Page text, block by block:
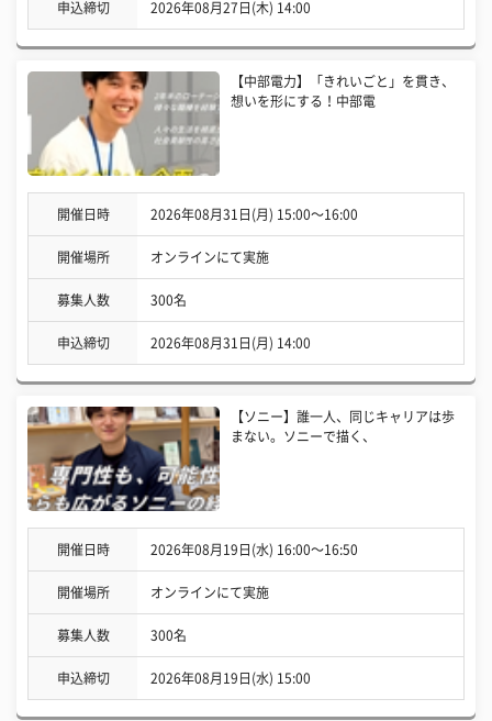
申込締切 2026年08月27日(木) 14:00
【中部電力】「きれいごと」を貫き、
想いを形にする！中部電
開催日時 2026年08月31日(月) 15:00〜16:00
開催場所 オンラインにて実施
募集人数 300名
申込締切 2026年08月31日(月) 14:00
【ソニー】誰一人、同じキャリアは歩
まない。ソニーで描く、
開催日時 2026年08月19日(水) 16:00〜16:50
開催場所 オンラインにて実施
募集人数 300名
申込締切 2026年08月19日(水) 15:00